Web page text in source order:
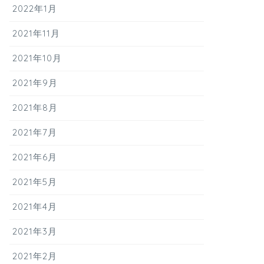
2022年1月
2021年11月
2021年10月
2021年9月
2021年8月
2021年7月
2021年6月
2021年5月
2021年4月
2021年3月
2021年2月